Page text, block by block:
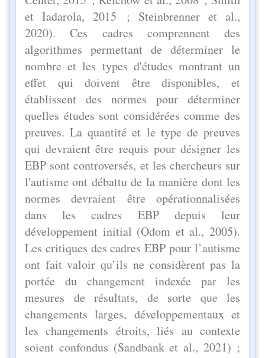
et Iadarola, 2015 ; Steinbrenner et al.,
2020). Ces cadres comprennent des
algorithmes permettant de déterminer le
nombre et les types d'études montrant un
effet qui doivent être disponibles, et
établissent des normes pour déterminer
quelles études sont considérées comme des
preuves. La quantité et le type de preuves
qui devraient être requis pour désigner les
EBP sont controversés, et les chercheurs sur
l'autisme ont débattu de la manière dont les
normes devraient être opérationnalisées
dans les cadres EBP depuis leur
développement initial (Odom et al., 2005).
Les critiques des cadres EBP pour l’autisme
ont fait valoir qu’ils ne considèrent pas la
portée du changement indexée par les
mesures de résultats, de sorte que les
changements larges, développementaux et
les changements étroits, liés au contexte
soient confondus (Sandbank et al., 2021) ;